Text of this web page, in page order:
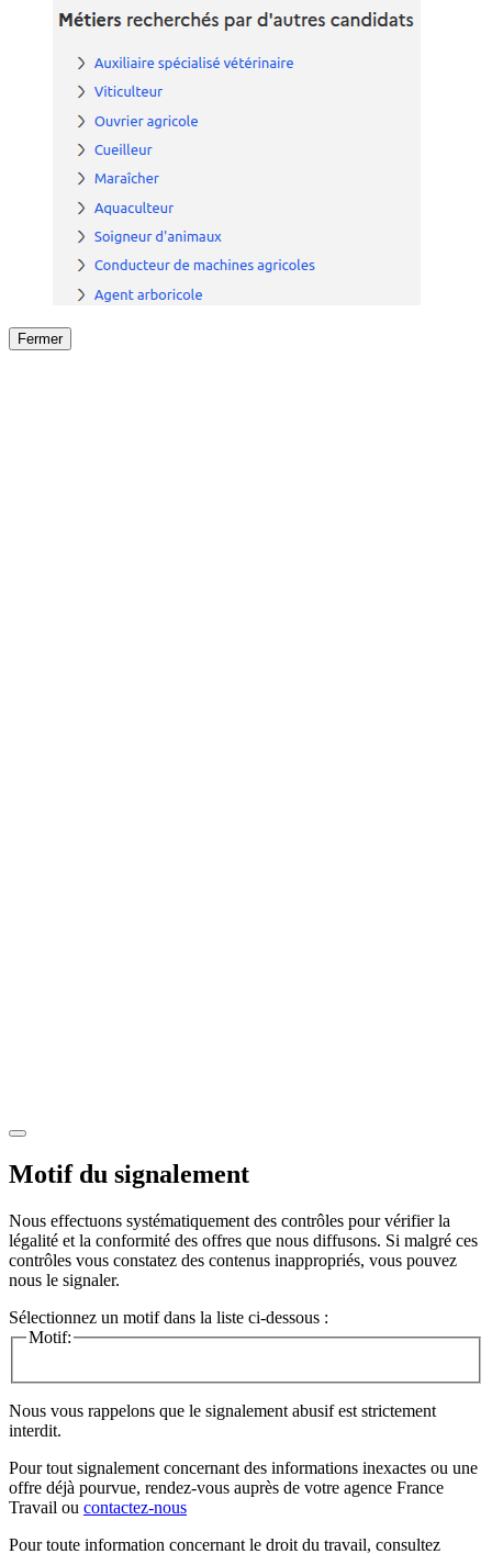
Fermer
Motif du signalement
Nous effectuons systématiquement des contrôles pour vérifier la
légalité et la conformité des offres que nous diffusons. Si malgré ces
contrôles vous constatez des contenus inappropriés, vous pouvez
nous le signaler.
Sélectionnez un motif dans la liste ci-dessous :
Motif:
Nous vous rappelons que le signalement abusif est strictement
interdit.
Pour tout signalement concernant des informations inexactes ou une
offre déjà pourvue, rendez-vous auprès de votre agence France
Travail ou contactez-nous
Pour toute information concernant le droit du travail, consultez